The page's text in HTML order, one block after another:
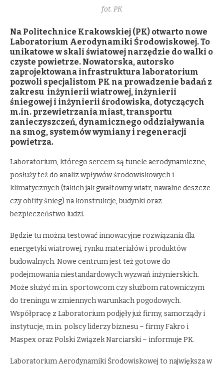
fot. PK
Na Politechnice Krakowskiej (PK) otwarto nowe
Laboratorium Aerodynamiki Środowiskowej. To
unikatowe w skali światowej narzędzie do walki o
czyste powietrze. Nowatorska, autorsko
zaprojektowana infrastruktura laboratorium
pozwoli specjalistom PK na prowadzenie badań z
zakresu inżynierii wiatrowej, inżynierii
śniegowej i inżynierii środowiska, dotyczących
m.in. przewietrzania miast, transportu
zanieczyszczeń, dynamicznego oddziaływania
na smog, systemów wymiany i regeneracji
powietrza.
Laboratorium, którego sercem są tunele aerodynamiczne,
posłuży też do analiz wpływów środowiskowych i
klimatycznych (takich jak gwałtowny wiatr, nawalne deszcze
czy obfity śnieg) na konstrukcje, budynki oraz
bezpieczeństwo ludzi.
Będzie tu można testować innowacyjne rozwiązania dla
energetyki wiatrowej, rynku materiałów i produktów
budowalnych. Nowe centrum jest też gotowe do
podejmowania niestandardowych wyzwań inżynierskich.
Może służyć m.in. sportowcom czy służbom ratowniczym
do treningu w zmiennych warunkach pogodowych.
Współpracę z Laboratorium podjęły już firmy, samorządy i
instytucje, m.in. polscy liderzy biznesu – firmy Fakro i
Maspex oraz Polski Związek Narciarski – informuje PK.
Laboratorium Aerodynamiki Środowiskowej to największa w